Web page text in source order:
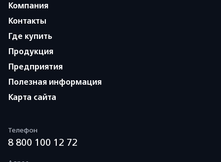
Компания
Контакты
Где купить
Продукция
Предприятия
Полезная информация
Карта сайта
Телефон
8 800 100 12 72